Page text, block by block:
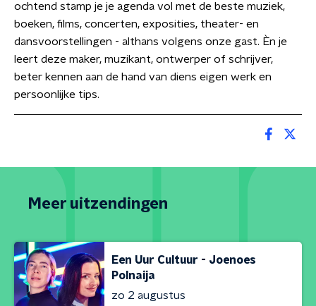
ochtend stamp je je agenda vol met de beste muziek,
boeken, films, concerten, exposities, theater- en
dansvoorstellingen - althans volgens onze gast. Èn je
leert deze maker, muzikant, ontwerper of schrijver,
beter kennen aan de hand van diens eigen werk en
persoonlijke tips.
Meer uitzendingen
Een Uur Cultuur - Joenoes
Polnaija
zo 2 augustus